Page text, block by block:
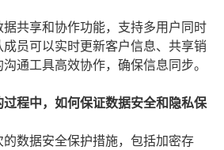
共享和协作功能，支持多用户同时
员可以实时更新客户信息、共享销
通工具高效协作，确保信息同步。
程中，如何保证数据安全和隐私保
数据安全保护措施，包括加密存